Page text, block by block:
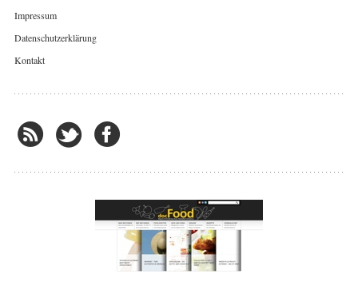
Impressum
Datenschutzerklärung
Kontakt